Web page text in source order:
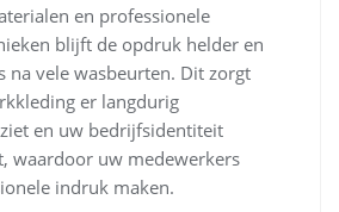
en professionele
blijft de opdruk helder en
na vele wasbeurten. Dit zorgt
er langdurig
en uw bedrijfsidentiteit
waardoor uw medewerkers
indruk maken.